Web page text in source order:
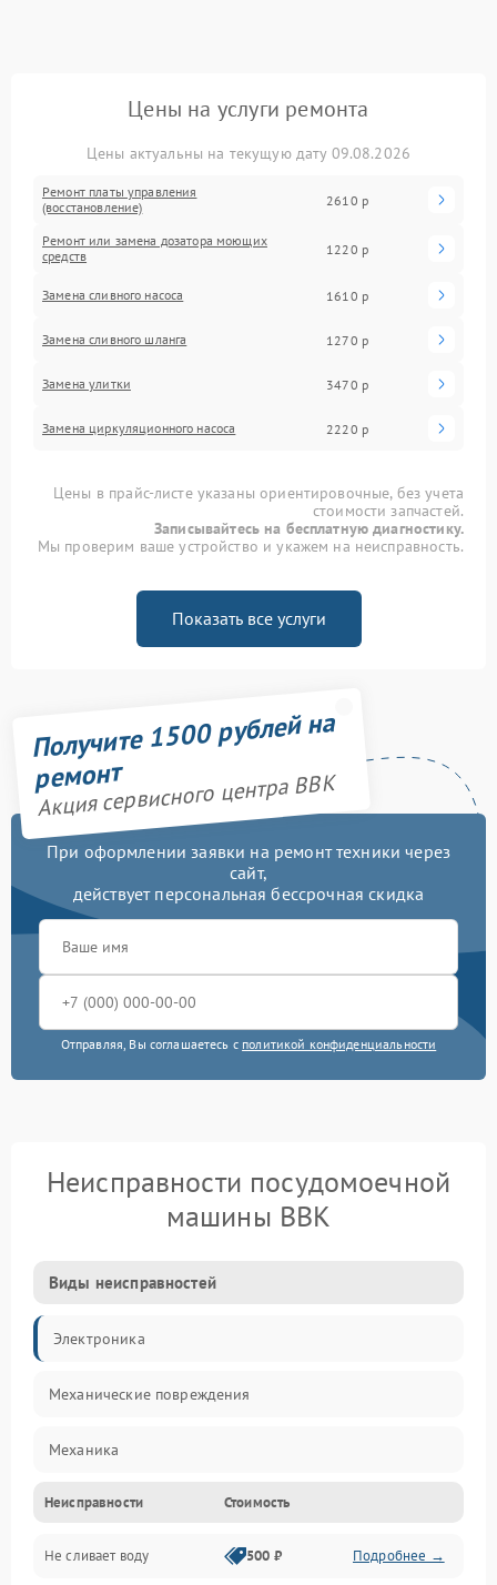
Цены на услуги ремонта
Цены актуальны на текущую дату 09.08.2026
Ремонт платы управления
(восстановление)
2610 р
Ремонт или замена дозатора моющих
средств
1220 р
Замена сливного насоса 1610 р
Замена сливного шланга 1270 р
Замена улитки 3470 р
Замена циркуляционного насоса 2220 р
Цены в прайс-листе указаны ориентировочные, без учета
стоимости запчастей.
Записывайтесь на бесплатную диагностику.
Мы проверим ваше устройство и укажем на неисправность.
Показать все услуги
Получите 1500 рублей на
ремонт
Акция сервисного центра BBK
При оформлении заявки на ремонт техники через
сайт,
действует персональная бессрочная скидка
Отправляя, Вы соглашаетесь с политикой конфиденциальности
Неисправности посудомоечной
машины BBK
Виды неисправностей
Электроника
Механические повреждения
Механика
Управление
Электропитание
Неисправности Стоимость
Не сливает воду 500 ₽ Подробнее →